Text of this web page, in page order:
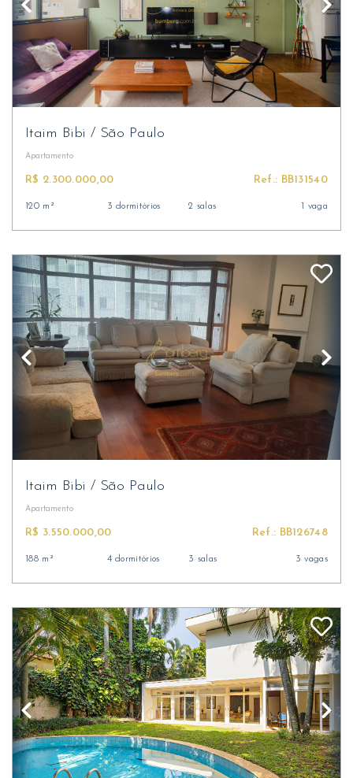
Itaim Bibi/ São Paulo
Apartamento
R$ 2.300.000,00 Ref.: BB131540
120 m² 3 dormitórios 2 salas 1 vaga
Itaim Bibi/ São Paulo
Apartamento
R$ 3.550.000,00 Ref.: BB126748
188 m² 4 dormitórios 3 salas 3 vagas